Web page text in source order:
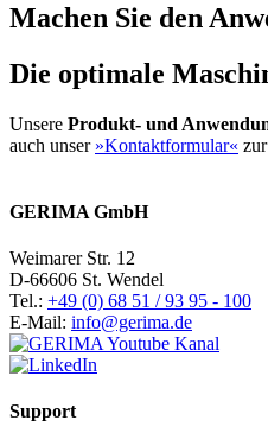
Machen Sie den
Die optimale
Unsere Produkt- und
auch unser »Kontaktformular«
GERIMA GmbH
Weimarer Str. 12
D-66606 St. Wendel
Tel.: +49 (0) 68 51 / 93 95 - 100
E-Mail: info@gerima.de
Support